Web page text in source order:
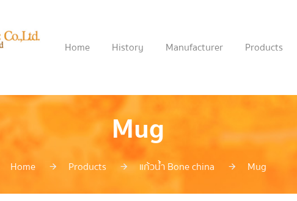
Home History Manufacturer Products
Mug
Home Products แก้วน้ำ Bone china Mug